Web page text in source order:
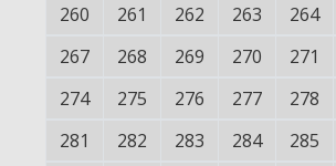
260
261 262 263 264
267
268 269 270 271
274
275 276 277 278
281
282 283 284 285